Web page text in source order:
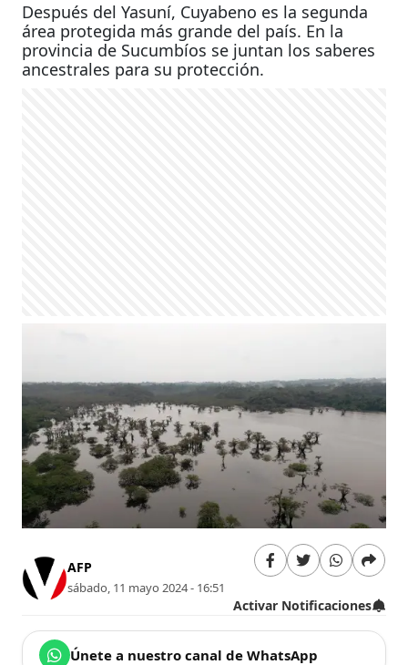
Después del Yasuní, Cuyabeno es la segunda
área protegida más grande del país. En la
provincia de Sucumbíos se juntan los saberes
ancestrales para su protección.
AFP
sábado, 11 mayo 2024 - 16:51
Activar Notificaciones
Únete a nuestro canal de WhatsApp